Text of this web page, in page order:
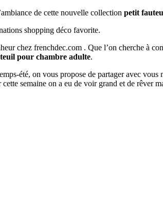
de cette nouvelle collection petit
shopping déco favorite.
chez frenchdec.com . Que l’on cherche à
pour chambre adulte.
été, on vous propose de partager avec
semaine on a eu de voir grand et de rêver